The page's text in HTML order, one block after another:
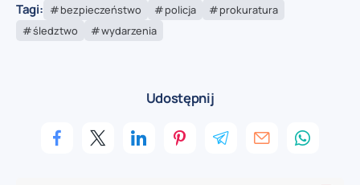
Tagi: bezpieczeństwo policja
prokuratura
śledztwo
wydarzenia
Udostępnij